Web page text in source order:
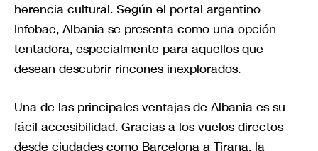
herencia cultural. Según el portal argentino
Infobae, Albania se presenta como una opción
tentadora, especialmente para aquellos que
desean descubrir rincones inexplorados.
Una de las principales ventajas de Albania es su
fácil accesibilidad. Gracias a los vuelos directos
desde ciudades como Barcelona a Tirana, la